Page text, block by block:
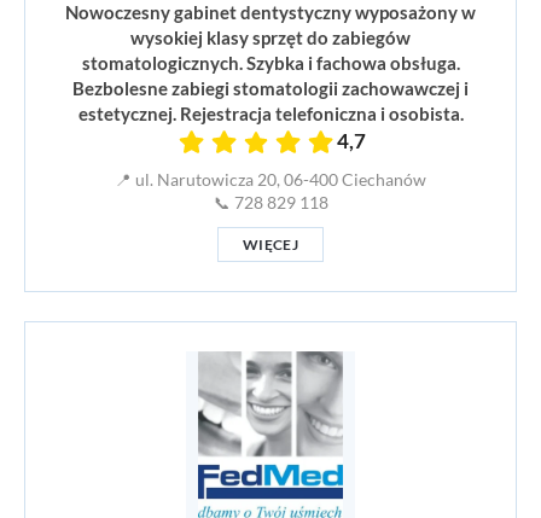
Nowoczesny gabinet dentystyczny wyposażony w
wysokiej klasy sprzęt do zabiegów
stomatologicznych. Szybka i fachowa obsługa.
Bezbolesne zabiegi stomatologii zachowawczej i
estetycznej. Rejestracja telefoniczna i osobista.
4,7
📍 ul. Narutowicza 20, 06-400 Ciechanów
📞 728 829 118
WIĘCEJ